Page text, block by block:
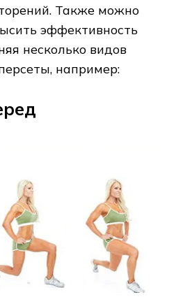
Также можно
эффективность
несколько видов
например: